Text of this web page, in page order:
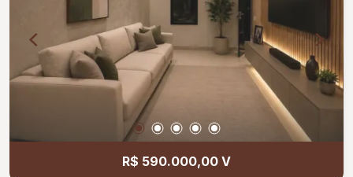
R$ 590.000,00 V